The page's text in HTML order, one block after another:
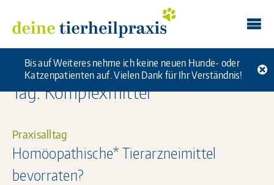
Bis auf Weiteres nehme ich keine neuen Hunde- oder
Katzenpatienten auf. Vielen Dank für Ihr Verständnis!
content
Deine Tierheilpraxis
Tag: Komplexmittel
Praxisalltag
Homöopathische* Tierarzneimittel
bevorraten?